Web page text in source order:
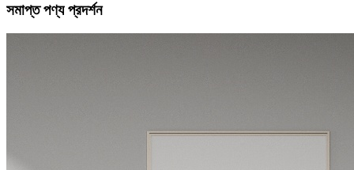
সমাপ্ত পণ্য প্রদর্শন